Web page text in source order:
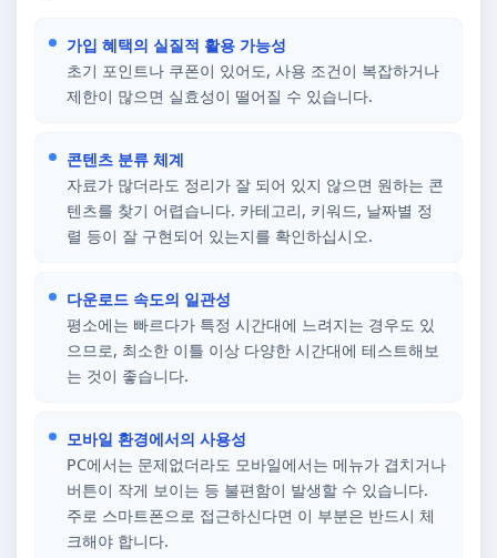
가입 혜택의 실질적 활용 가능성
초기 포인트나 쿠폰이 있어도, 사용 조건이 복잡하거나
제한이 많으면 실효성이 떨어질 수 있습니다.
콘텐츠 분류 체계
자료가 많더라도 정리가 잘 되어 있지 않으면 원하는 콘
텐츠를 찾기 어렵습니다. 카테고리, 키워드, 날짜별 정
렬 등이 잘 구현되어 있는지를 확인하십시오.
다운로드 속도의 일관성
평소에는 빠르다가 특정 시간대에 느려지는 경우도 있
으므로, 최소한 이틀 이상 다양한 시간대에 테스트해보
는 것이 좋습니다.
모바일 환경에서의 사용성
PC에서는 문제없더라도 모바일에서는 메뉴가 겹치거나
버튼이 작게 보이는 등 불편함이 발생할 수 있습니다.
주로 스마트폰으로 접근하신다면 이 부분은 반드시 체
크해야 합니다.